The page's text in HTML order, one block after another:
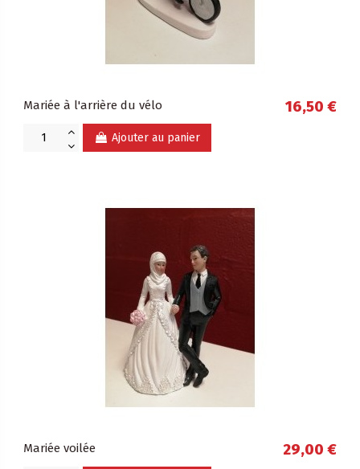
Mariée à l'arrière du vélo 16,50 €
Ajouter au panier
Mariée voilée 29,00 €